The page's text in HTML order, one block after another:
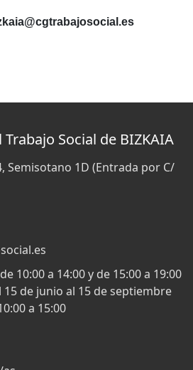
Social de BIZKAIA
Semisotano 1D (Entrada por C/
10:00 a 14:00 y de 15:00 a 19:00
de junio al 15 de septiembre
a 15:00